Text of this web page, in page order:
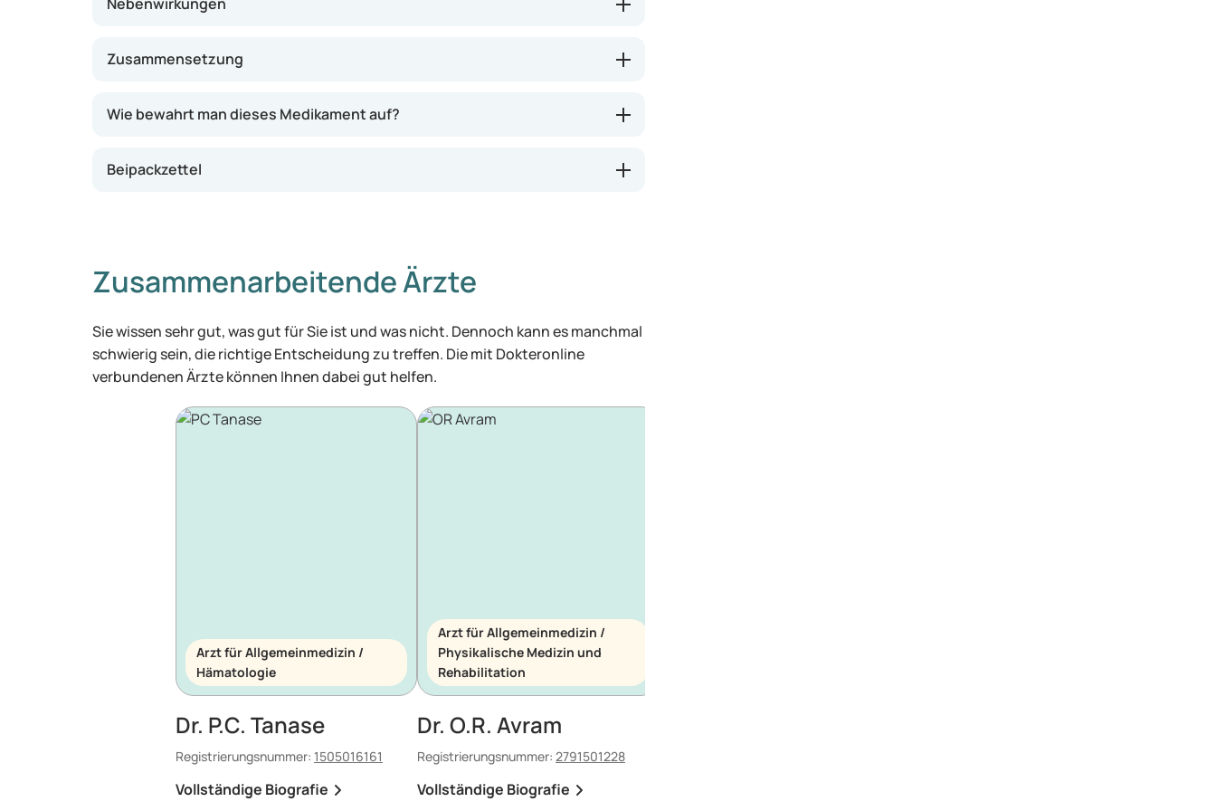
Zusammensetzung
Wie bewahrt man dieses Medikament auf?
Beipackzettel
Zusammenarbeitende Ärzte
Sie wissen sehr gut, was gut für Sie ist und was nicht. Dennoch kann es manchmal
schwierig sein, die richtige Entscheidung zu treffen. Die mit Dokteronline
verbundenen Ärzte können Ihnen dabei gut helfen.
Arzt für Allgemeinmedizin /
Hämatologie
Dr. P.C. Tanase
Registrierungsnummer: 1505016161
Vollständige Biografie
Arzt für Allgemeinmedizin /
Physikalische Medizin und
Rehabilitation
Dr. O.R. Avram
Registrierungsnummer: 2791501228
Vollständige Biografie